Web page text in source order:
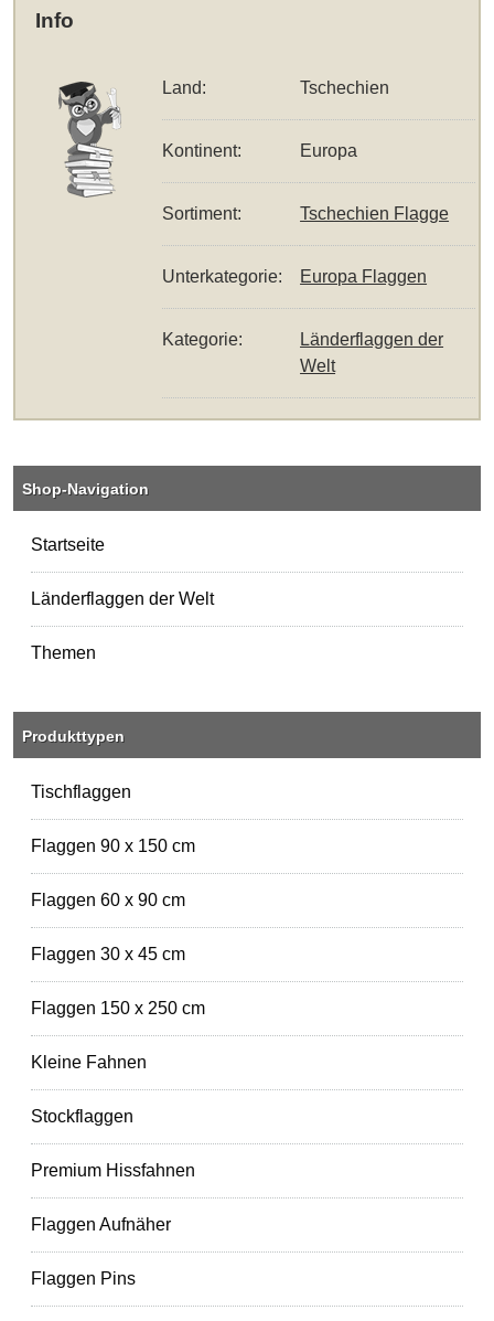
Info
Land: Tschechien
Kontinent: Europa
Sortiment: Tschechien Flagge
Unterkategorie: Europa Flaggen
Kategorie:
Länderflaggen der
Welt
Shop-Navigation
Startseite
Länderflaggen der Welt
Themen
Produkttypen
Tischflaggen
Flaggen 90 x 150 cm
Flaggen 60 x 90 cm
Flaggen 30 x 45 cm
Flaggen 150 x 250 cm
Kleine Fahnen
Stockflaggen
Premium Hissfahnen
Flaggen Aufnäher
Flaggen Pins